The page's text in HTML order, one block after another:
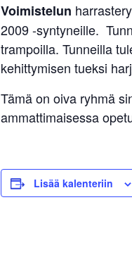
Voimistelun
2009 -syntyneille.
trampoilla. Tunneilla
kehittymisen tueksi
Tämä on oiva ryhmä
ammattimaisessa
Lisää kalenteriin